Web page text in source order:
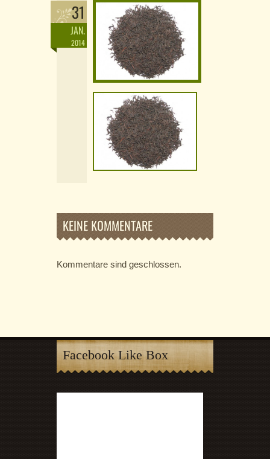
31
JAN.
2014
KEINE KOMMENTARE
Kommentare sind geschlossen.
Facebook Like Box